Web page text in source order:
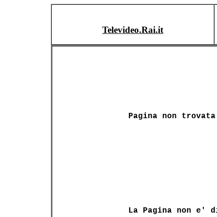
Televideo.Rai.it
Pagina non trovata
La Pagina non e'